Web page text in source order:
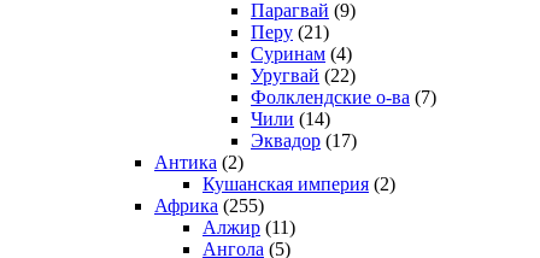
Парагвай (9)
Перу (21)
Суринам (4)
Уругвай (22)
Фолклендские о-ва (7)
Чили (14)
Эквадор (17)
Антика (2)
Кушанская империя (2)
Африка (255)
Алжир (11)
Ангола (5)